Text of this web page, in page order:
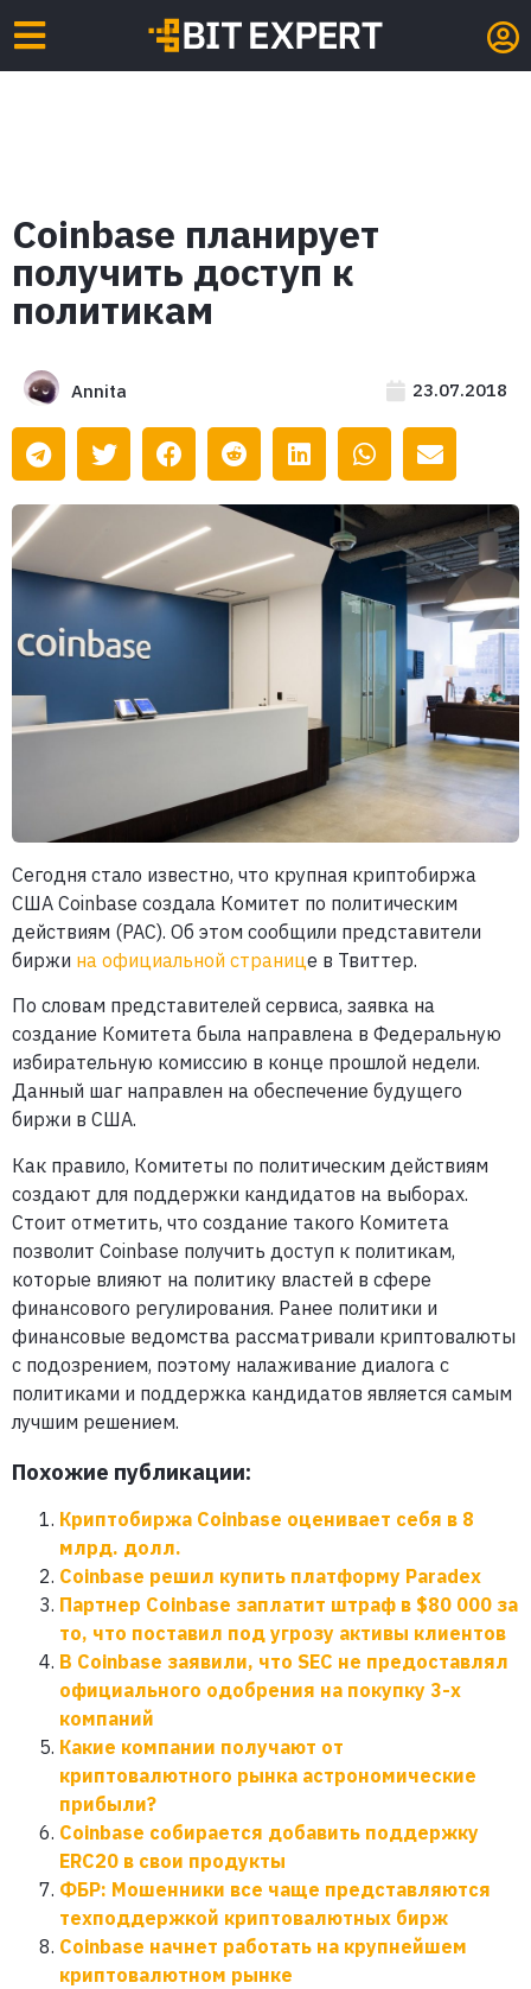
Coinbase планирует
получить доступ к
политикам
Annita 23.07.2018
Сегодня стало известно, что крупная криптобиржа
США Coinbase создала Комитет по политическим
действиям (PAC). Об этом сообщили представители
биржи на официальной странице в Твиттер.
По словам представителей сервиса, заявка на
создание Комитета была направлена в Федеральную
избирательную комиссию в конце прошлой недели.
Данный шаг направлен на обеспечение будущего
биржи в США.
Как правило, Комитеты по политическим действиям
создают для поддержки кандидатов на выборах.
Стоит отметить, что создание такого Комитета
позволит Coinbase получить доступ к политикам,
которые влияют на политику властей в сфере
финансового регулирования. Ранее политики и
финансовые ведомства рассматривали криптовалюты
с подозрением, поэтому налаживание диалога с
политиками и поддержка кандидатов является самым
лучшим решением.
Похожие публикации:
Криптобиржа Coinbase оценивает себя в 8
млрд. долл.
Coinbase решил купить платформу Paradex
Партнер Coinbase заплатит штраф в $80 000 за
то, что поставил под угрозу активы клиентов
В Coinbase заявили, что SEC не предоставлял
официального одобрения на покупку 3-х
компаний
Какие компании получают от
криптовалютного рынка астрономические
прибыли?
Coinbase собирается добавить поддержку
ERC20 в свои продукты
ФБР: Мошенники все чаще представляются
техподдержкой криптовалютных бирж
Coinbase начнет работать на крупнейшем
криптовалютном рынке